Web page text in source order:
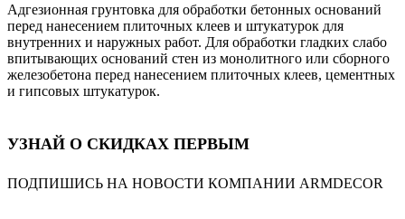
190,00 ₽
–
3
055,00 ₽
имеет
несколько
вариаций.
Опции
можно
выбрать
товара.
Адгезионная грунтовка для обработки бетонных оснований
перед нанесением плиточных клеев и штукатурок для
внутренних и наружных работ. Для обработки гладких слабо
впитывающих оснований стен из монолитного или сборного
железобетона перед нанесением плиточных клеев, цементных
и гипсовых штукатурок.
УЗНАЙ О СКИДКАХ ПЕРВЫМ
ПОДПИШИСЬ НА НОВОСТИ КОМПАНИИ ARMDECOR